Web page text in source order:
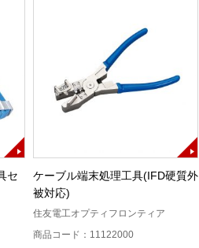
セ
ケーブル端末処理工具(IFD硬質外
被対応)
住友電工オプティフロンティア
商品コード：11122000